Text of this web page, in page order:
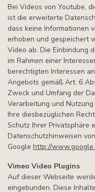
Bei Videos von Youtube,
ist die erweiterte
dass keine Informationen
erhoben und gespeichert
Video ab. Die Einbindung
im Rahmen einer
berechtigten Interessen
Angebots gemäß Art. 6
Zweck und Umfang der
Verarbeitung und
Ihre diesbezüglichen
Schutz Ihrer Privatsphäre
Datenschutzhinweisen von
Google http://
Vimeo Video Plugins
Auf dieser Webseite
eingebunden. Diese